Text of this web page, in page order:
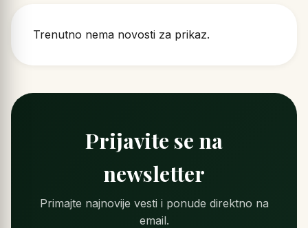
Trenutno nema novosti za prikaz.
Prijavite se na
newsletter
Primajte najnovije vesti i ponude direktno na
email.